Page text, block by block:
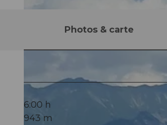
Photos & carte
6:00 h
943 m